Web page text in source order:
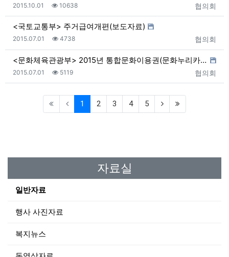
등록자
협의회
등록일
2015.10.01 조회
10638
<국토교통부> 주거급여개편(보도자료)
등록자
협의회
등록일
2015.07.01 조회
4738
<문화체육관광부> 2015년 통합문화이용권(문화누리카드…
등록자
협의회
등록일
2015.07.01 조회
5119
1 (current)
2 3 4 5
자료실
일반자료
행사 사진자료
복지뉴스